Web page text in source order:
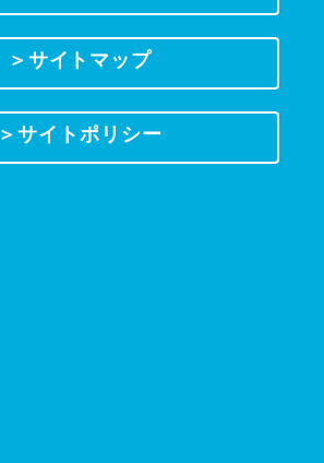
＞サイトマップ
＞サイトポリシー